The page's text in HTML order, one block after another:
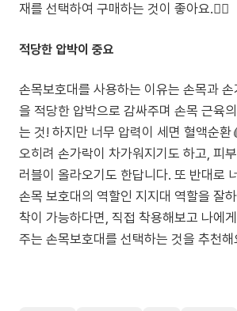
재를 선택하여 구매하는 것이 좋아요.💁‍♀️
적당한 압박이 중요
손목보호대를 사용하는 이유는 손목과
을 적당한 압박으로 감싸주며 손목 근육
는 것! 하지만 너무 압력이 세면 혈액순
오히려 손가락이 차가워지기도 하고, 피
러블이 올라오기도 한답니다. 또 반대로
손목 보호대의 역할인 지지대 역할을 잘
착이 가능하다면, 직접 착용해보고 나에
주는 손목보호대를 선택하는 것을 추천